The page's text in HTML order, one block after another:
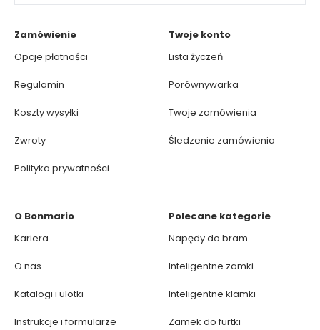
Zamówienie
Opcje płatności
Regulamin
Koszty wysyłki
Zwroty
Polityka prywatności
Twoje konto
Lista życzeń
Porównywarka
Twoje zamówienia
Śledzenie zamówienia
O Bonmario
Kariera
O nas
Katalogi i ulotki
Instrukcje i formularze
Polecane kategorie
Napędy do bram
Inteligentne zamki
Inteligentne klamki
Zamek do furtki